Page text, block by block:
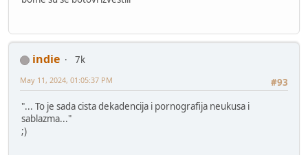
indie
7k
#93
May 11, 2024, 01:05:37 PM
"... To je sada cista dekadencija i pornografija neukusa i
sablazma..."
;)